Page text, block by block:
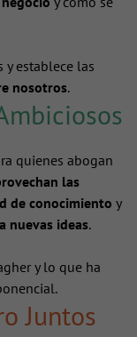
y establece las
nosotros.
quienes abogan
las
de conocimiento y
nuevas ideas.
y lo que ha
Juntos